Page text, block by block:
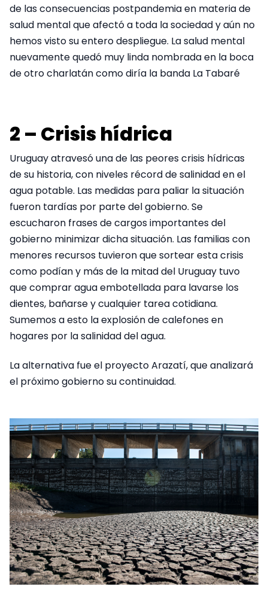
de las consecuencias postpandemia en materia de
salud mental que afectó a toda la sociedad y aún no
hemos visto su entero despliegue. La salud mental
nuevamente quedó muy linda nombrada en la boca
de otro charlatán como diría la banda La Tabaré
2 – Crisis hídrica
Uruguay atravesó una de las peores crisis hídricas
de su historia, con niveles récord de salinidad en el
agua potable. Las medidas para paliar la situación
fueron tardías por parte del gobierno. Se
escucharon frases de cargos importantes del
gobierno minimizar dicha situación. Las familias con
menores recursos tuvieron que sortear esta crisis
como podían y más de la mitad del Uruguay tuvo
que comprar agua embotellada para lavarse los
dientes, bañarse y cualquier tarea cotidiana.
Sumemos a esto la explosión de calefones en
hogares por la salinidad del agua.
La alternativa fue el proyecto Arazatí, que analizará
el próximo gobierno su continuidad.